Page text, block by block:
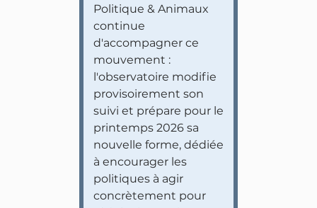
Politique & Animaux
continue
d'accompagner ce
mouvement :
l'observatoire modifie
provisoirement son
suivi et prépare pour le
printemps 2026 sa
nouvelle forme, dédiée
à encourager les
politiques à agir
concrètement pour